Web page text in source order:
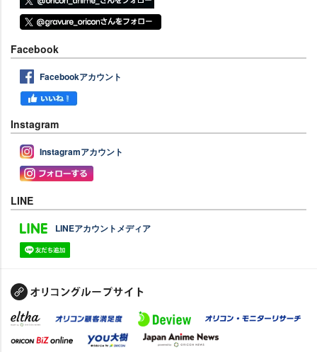
Facebook
Facebookアカウント
Instagram
Instagramアカウント
LINE
LINEアカウントメディア